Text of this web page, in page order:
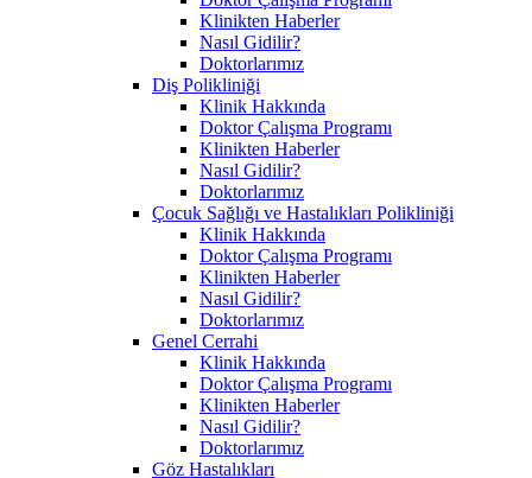
Klinikten Haberler
Nasıl Gidilir?
Doktorlarımız
Diş Polikliniği
Klinik Hakkında
Doktor Çalışma Programı
Klinikten Haberler
Nasıl Gidilir?
Doktorlarımız
Çocuk Sağlığı ve Hastalıkları Polikliniği
Klinik Hakkında
Doktor Çalışma Programı
Klinikten Haberler
Nasıl Gidilir?
Doktorlarımız
Genel Cerrahi
Klinik Hakkında
Doktor Çalışma Programı
Klinikten Haberler
Nasıl Gidilir?
Doktorlarımız
Göz Hastalıkları